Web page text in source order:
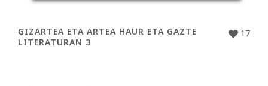
17
GIZARTEA ETA ARTEA HAUR ETA GAZTE
LITERATURAN 3